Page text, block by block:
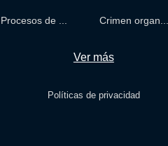
Procesos de ... Crimen organ...
Ver más
Políticas de privacidad